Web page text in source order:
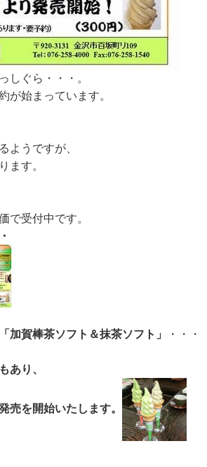
しぐら・・・。
が始まっています。
ようですが、
ます。
で受付中です。
加賀棒茶ソフト＆抹茶ソフト」
・・・
あり、
売を開始いたします。